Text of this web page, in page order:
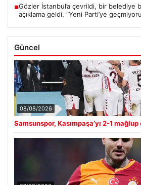
■Gözler İstanbul’a çevrildi, bir belediye
açıklama geldi. “Yeni Parti’ye
Güncel
08/08/2026
Samsunspor, Kasımpaşa’yı 2-1